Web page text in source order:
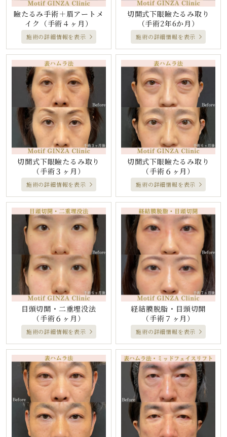
瞼たるみ手術＋眉アートメ
イク （手術４ヶ月）
施術の詳細情報を表示
切開式下眼瞼たるみ取り
（手術2年6か月）
施術の詳細情報を表示
切開式下眼瞼たるみ取り
（手術３ヶ月）
施術の詳細情報を表示
切開式下眼瞼たるみ取り
（手術６ヶ月）
施術の詳細情報を表示
目頭切開・二重埋没法
（手術６ヶ月）
施術の詳細情報を表示
経結膜脱脂・目頭切開
（手術７ヶ月）
施術の詳細情報を表示